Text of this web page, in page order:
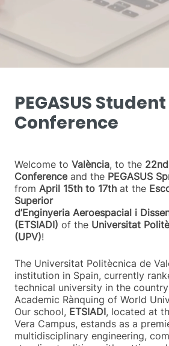
PEGASUS Student
Conference
Welcome to València, to the
Conferenceand the PEGASUS
from April 15th to 17th at the
Superior
d’Enginyeria Aeroespacial i
(ETSIADI) of the Universitat
(UPV)!
The Universitat Politècnica de
institution in Spain, currently
technical university in the
Academic Rànquing of World
Our school, ETSIADI, located at
Vera Campus, estands as a
multidisciplinary engineering,